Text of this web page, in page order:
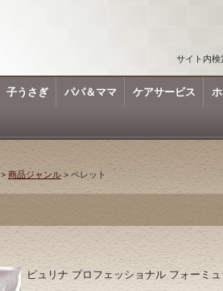
サイト内検
子うさぎ パパ＆ママ ケアサービス
> 商品ジャンル> ペレット
ピュリナ プロフェッショナル フォーミュ